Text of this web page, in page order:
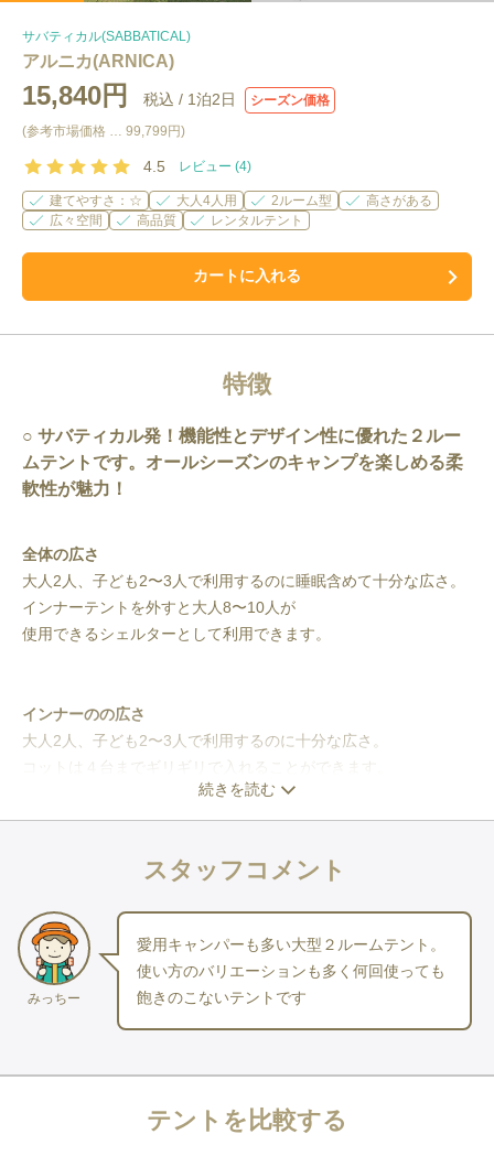
サバティカル(SABBATICAL)
アルニカ(ARNICA)
15,840円 税込 / 1泊2日
シーズン価格
(参考市場価格 … 99,799円)
4.5 レビュー (4)
建てやすさ：☆ 大人4人用 2ルーム型
高さがある
広々空間
高品質 レンタルテント
カートに入れる
特徴
サバティカル発！機能性とデザイン性に優れた２ルー
ムテントです。オールシーズンのキャンプを楽しめる柔
軟性が魅力！
全体の広さ
大人2人、子ども2〜3人で利用するのに睡眠含めて十分な広さ。
インナーテントを外すと大人8〜10人が
使用できるシェルターとして利用できます。
インナーのの広さ
大人2人、子ども2〜3人で利用するのに十分な広さ。
コットは４台までギリギリで入れることができます。
建て方
フライシートにメインフレームを差し込んだのち、コーナーにペ
トンネル状に自立させます。
ブリッジフレームをセットし、全てのボトムにペグダウンをして
完成です。
設営のしやすさ
初心者でも扱いやすく、慣れれば30分程度で設営可能です。ただ
続きを読む
スタッフコメント
みっちー
愛用キャンパーも多い大型２ルームテント。
使い方のバリエーションも多く何回使っても
飽きのこないテントです
テント を比較する